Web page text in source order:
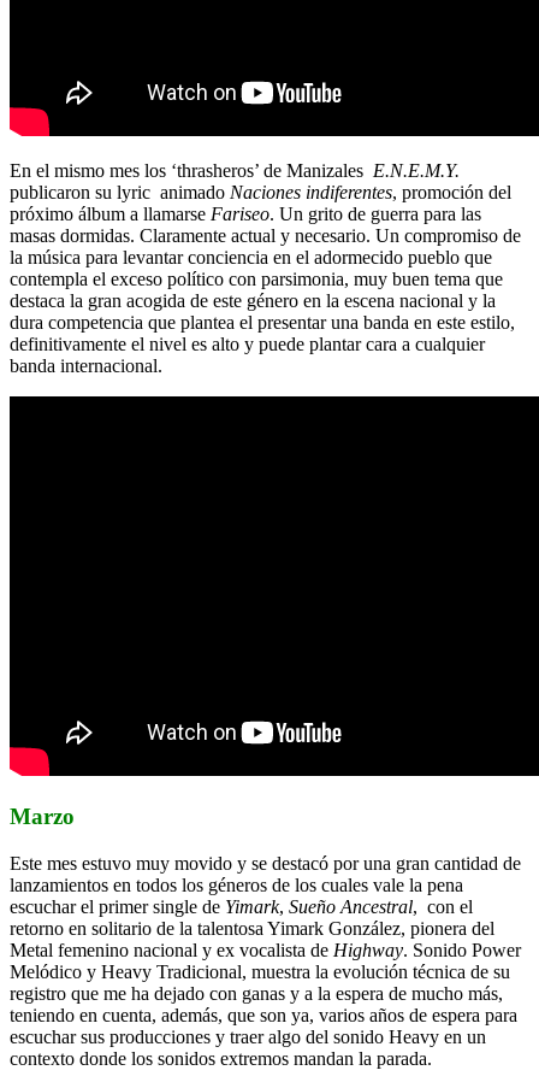
En el mismo mes los ‘thrasheros’ de Manizales E.N.E.M.Y.
publicaron su lyric animado Naciones indiferentes, promoción del
próximo álbum a llamarse Fariseo. Un grito de guerra para las
masas dormidas. Claramente actual y necesario. Un compromiso de
la música para levantar conciencia en el adormecido pueblo que
contempla el exceso político con parsimonia, muy buen tema que
destaca la gran acogida de este género en la escena nacional y la
dura competencia que plantea el presentar una banda en este estilo,
definitivamente el nivel es alto y puede plantar cara a cualquier
banda internacional.
Marzo
Este mes estuvo muy movido y se destacó por una gran cantidad de
lanzamientos en todos los géneros de los cuales vale la pena
escuchar el primer single de Yimark, Sueño Ancestral, con el
retorno en solitario de la talentosa Yimark González, pionera del
Metal femenino nacional y ex vocalista de Highway. Sonido Power
Melódico y Heavy Tradicional, muestra la evolución técnica de su
registro que me ha dejado con ganas y a la espera de mucho más,
teniendo en cuenta, además, que son ya, varios años de espera para
escuchar sus producciones y traer algo del sonido Heavy en un
contexto donde los sonidos extremos mandan la parada.